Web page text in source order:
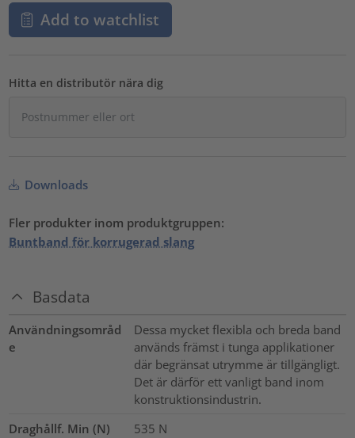
Add to watchlist
Hitta en distributör nära dig
Downloads
Fler produkter inom produktgruppen:
Buntband för korrugerad slang
Basdata
Användningsområd
e
Dessa mycket flexibla och breda band
används främst i tunga applikationer
där begränsat utrymme är tillgängligt.
Det är därför ett vanligt band inom
konstruktionsindustrin.
Draghållf. Min (N)
535 N